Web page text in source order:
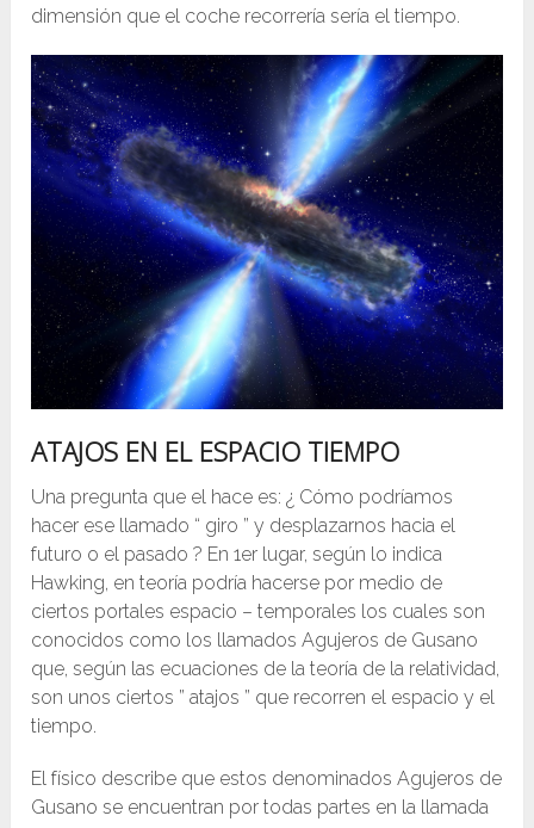
dimensión que el coche recorrería sería el tiempo.
ATAJOS EN EL ESPACIO TIEMPO
Una pregunta que el hace es: ¿ Cómo podríamos
hacer ese llamado “ giro ” y desplazarnos hacia el
futuro o el pasado ? En 1er lugar, según lo indica
Hawking, en teoría podría hacerse por medio de
ciertos portales espacio – temporales los cuales son
conocidos como los llamados Agujeros de Gusano
que, según las ecuaciones de la teoría de la relatividad,
son unos ciertos ” atajos ” que recorren el espacio y el
tiempo.
El físico describe que estos denominados Agujeros de
Gusano se encuentran por todas partes en la llamada